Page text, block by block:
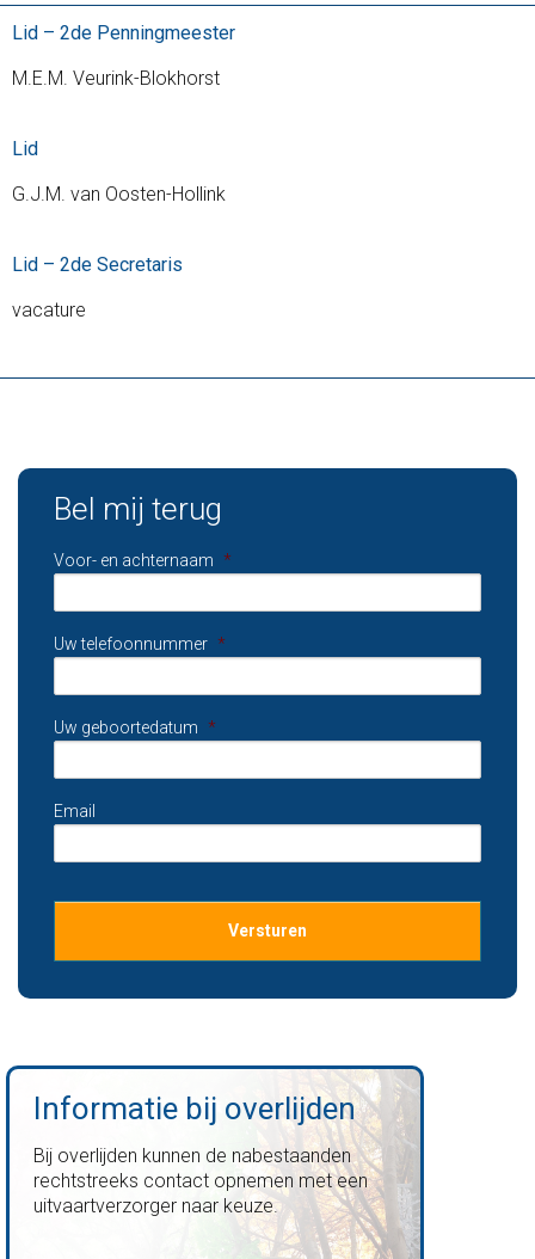
Lid – 2de Penningmeester
M.E.M. Veurink-Blokhorst
Lid
G.J.M. van Oosten-Hollink
Lid – 2de Secretaris
vacature
Bel mij terug
Voor- en achternaam *
Uw telefoonnummer *
Uw geboortedatum *
Email
Informatie bij overlijden
Bij overlijden kunnen de nabestaanden
rechtstreeks contact opnemen met een
uitvaartverzorger naar keuze.